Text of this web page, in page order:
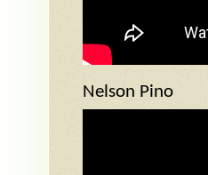
Nelson Pino